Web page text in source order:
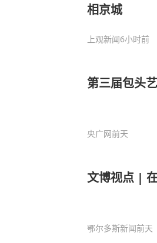
相京城
上观新闻6小时前
第三届包头
央广网前天
文博视点 |
鄂尔多斯新闻前天